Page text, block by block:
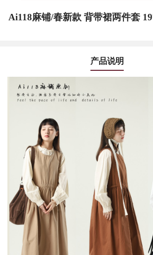
Ai118麻铺/春新款 背带裙两件套
产品说明